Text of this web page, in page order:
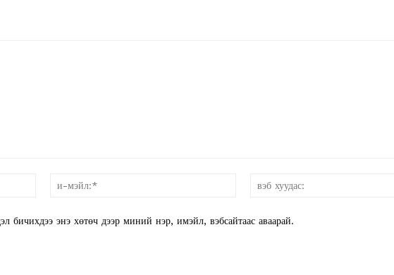
бичихдээ энэ хөтөч дээр миний нэр, имэйл, вэбсайтаас аваарай.